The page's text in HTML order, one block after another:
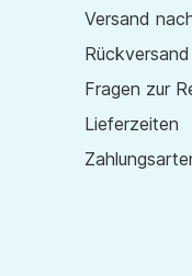
Versand
Rückversand
Fragen zur
Lieferzeiten